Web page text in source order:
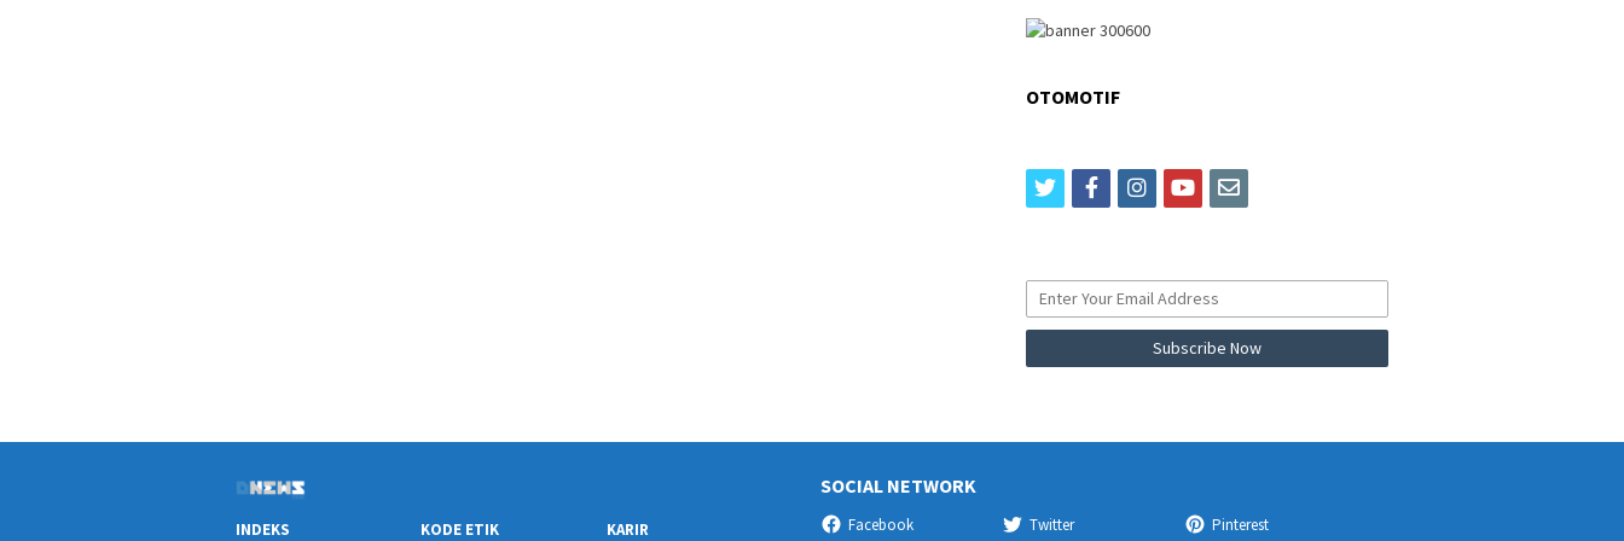
OTOMOTIF
twitterfacebookinstagram
youtubeemail
INDEKS KODE ETIK KARIR
SOCIAL NETWORK
Facebook Twitter Pinterest